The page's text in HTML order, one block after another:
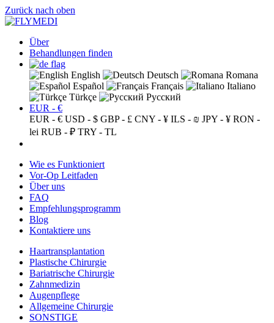
Zurück nach oben
Über
Behandlungen finden
English Deutsch
Romana
Español
Français
Italiano
Türkçe
Русский
EUR - €
EUR - € USD - $ GBP - £ CNY - ¥ ILS - ₪ JPY - ¥ RON -
lei RUB - ₽ TRY - TL
Wie es Funktioniert
Vor-Op Leitfaden
Über uns
FAQ
Empfehlungsprogramm
Blog
Kontaktiere uns
Haartransplantation
Plastische Chirurgie
Bariatrische Chirurgie
Zahnmedizin
Augenpflege
Allgemeine Chirurgie
SONSTIGE